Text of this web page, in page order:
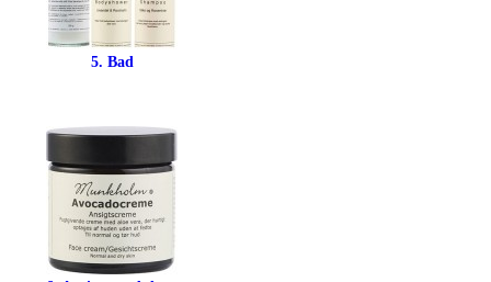
5. Bad